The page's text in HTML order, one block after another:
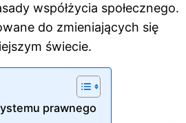
współżycia społecznego.
do zmieniających się
świecie.
prawnego